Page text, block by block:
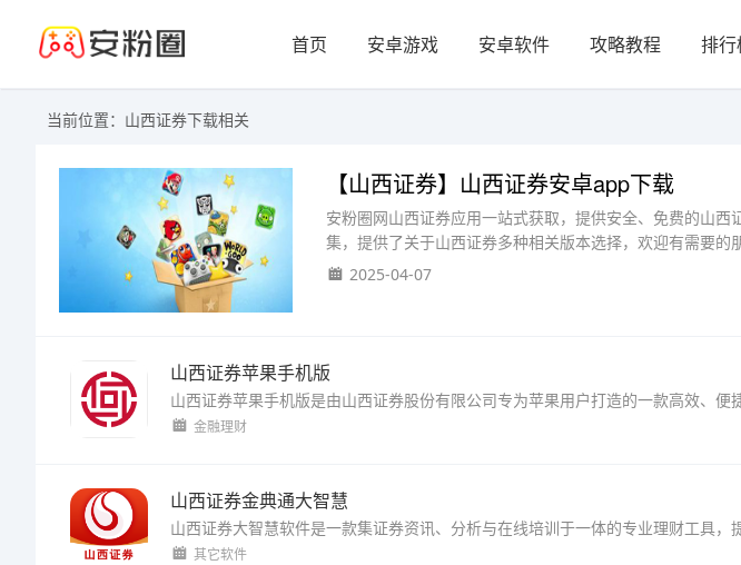
首页 安卓游戏 安卓软件 攻略教程 排行
当前位置：山西证券下载相关
【山西证券】山西证券安卓app下载
安粉圈网山西证券应用一站式获取，提供安全、免费的山
集，提供了关于山西证券多种相关版本选择，欢迎有需要的
2025-04-07
山西证券苹果手机版
金融理财
山西证券金典通大智慧
其它软件